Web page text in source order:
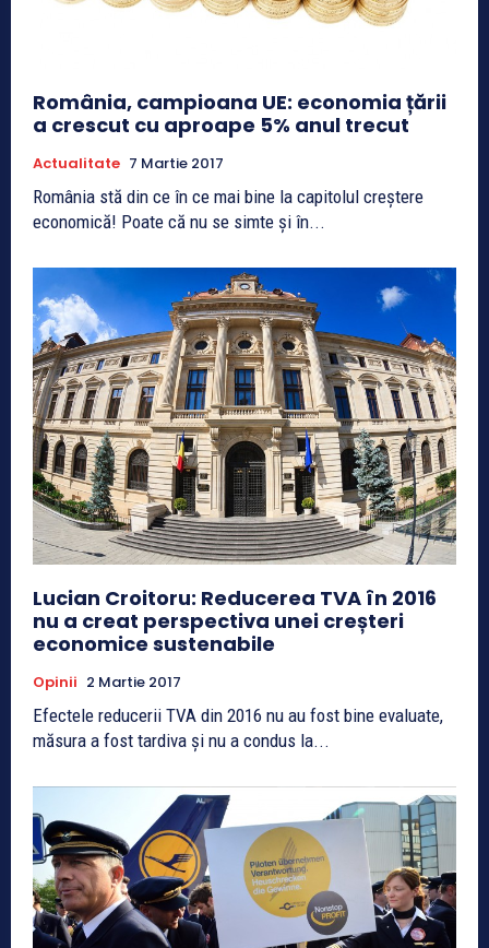
România, campioana UE: economia țării
a crescut cu aproape 5% anul trecut
Actualitate 7 Martie 2017
România stă din ce în ce mai bine la capitolul creştere
economică! Poate că nu se simte şi în...
Lucian Croitoru: Reducerea TVA în 2016
nu a creat perspectiva unei creșteri
economice sustenabile
Opinii 2 Martie 2017
Efectele reducerii TVA din 2016 nu au fost bine evaluate,
măsura a fost tardiva și nu a condus la...